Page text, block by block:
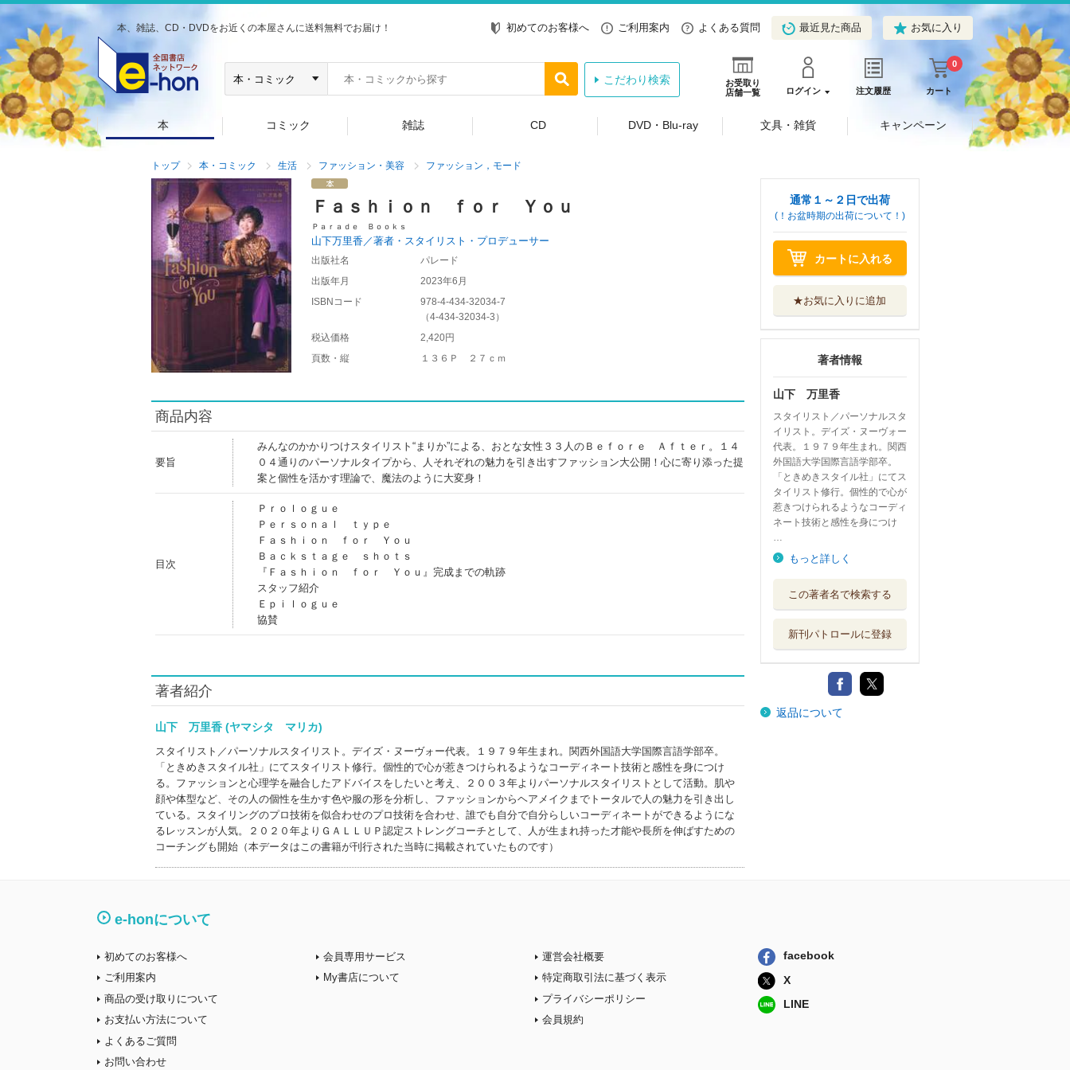
本、雑誌、CD・DVDをお近くの本屋さんに送料無料でお届け！ 初めてのお客様へ ご利用案内 よくある質問 最近見た商品 お気に入り
お受取り
店舗一覧
ログイン 注文履歴 カート
0
こだわり検索
本 コミック 雑誌 CD DVD・Blu-ray 文具・雑貨 キャンペーン
トップ 本・コミック 生活 ファッション・美容 ファッション，モード
Ｆａｓｈｉｏｎ ｆｏｒ Ｙｏｕ
Ｐａｒａｄｅ Ｂｏｏｋｓ
山下万里香／著者・スタイリスト・プロデューサー
出版社名
パレード
出版年月
2023年6月
ISBNコード
978-4-434-32034-7
（4-434-32034-3 ）
税込価格
2,420円
頁数・縦
１３６Ｐ ２７ｃｍ
商品内容
要旨
みんなのかかりつけスタイリスト“まりか”による、おとな女性３３人のＢｅｆｏｒｅ Ａｆｔｅｒ。１４
０４通りのパーソナルタイプから、人それぞれの魅力を引き出すファッション大公開！心に寄り添った提
案と個性を活かす理論で、魔法のように大変身！
目次
Ｐｒｏｌｏｇｕｅ
Ｐｅｒｓｏｎａｌ ｔｙｐｅ
Ｆａｓｈｉｏｎ ｆｏｒ Ｙｏｕ
Ｂａｃｋｓｔａｇｅ ｓｈｏｔｓ
『Ｆａｓｈｉｏｎ ｆｏｒ Ｙｏｕ』完成までの軌跡
スタッフ紹介
Ｅｐｉｌｏｇｕｅ
協賛
著者紹介
山下 万里香 (ヤマシタ マリカ)
スタイリスト／パーソナルスタイリスト。デイズ・ヌーヴォー代表。１９７９年生まれ。関西外国語大学国際言語学部卒。
「ときめきスタイル社」にてスタイリスト修行。個性的で心が惹きつけられるようなコーディネート技術と感性を身につけ
る。ファッションと心理学を融合したアドバイスをしたいと考え、２００３年よりパーソナルスタイリストとして活動。肌や
顔や体型など、その人の個性を生かす色や服の形を分析し、ファッションからヘアメイクまでトータルで人の魅力を引き出し
ている。スタイリングのプロ技術を似合わせのプロ技術を合わせ、誰でも自分で自分らしいコーディネートができるようにな
るレッスンが人気。２０２０年よりＧＡＬＬＵＰ認定ストレングコーチとして、人が生まれ持った才能や長所を伸ばすための
コーチングも開始（本データはこの書籍が刊行された当時に掲載されていたものです）
通常１～２日で出荷
(！お盆時期の出荷について！)
カートに入れる
★お気に入りに追加
著者情報
山下 万里香
スタイリスト／パーソナルスタ
イリスト。デイズ・ヌーヴォー
代表。１９７９年生まれ。関西
外国語大学国際言語学部卒。
「ときめきスタイル社」にてス
タイリスト修行。個性的で心が
惹きつけられるようなコーディ
ネート技術と感性を身につけ
…
もっと詳しく
この著者名で検索する
新刊パトロールに登録
返品について
e-honについて
初めてのお客様へ
ご利用案内
商品の受け取りについて
お支払い方法について
よくあるご質問
お問い合わせ
会員専用サービス
My書店について
運営会社概要
特定商取引法に基づく表示
プライバシーポリシー
会員規約
facebook
X
LINE